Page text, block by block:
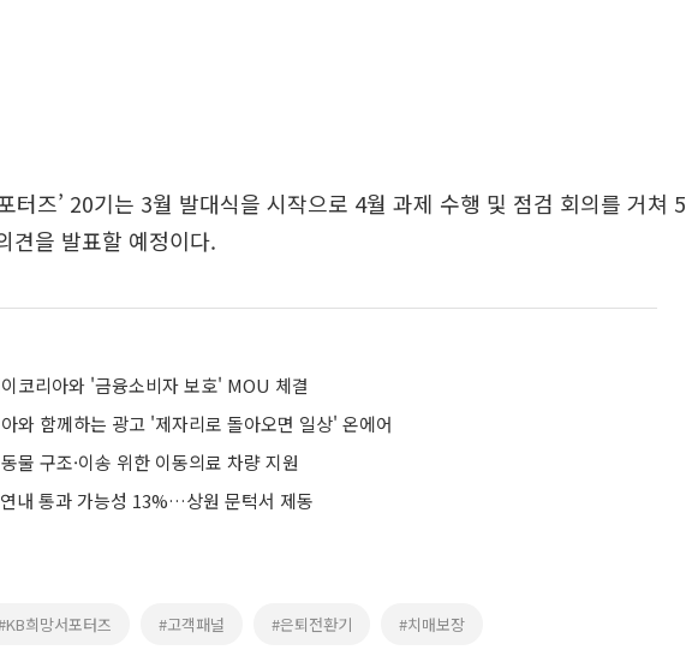
터즈’ 20기는 3월 발대식을 시작으로 4월 과제 수행 및 점검 회의를 거쳐 5
견을 발표할 예정이다.
코리아와 '금융소비자 보호' MOU 체결
와 함께하는 광고 '제자리로 돌아오면 일상' 온에어
물 구조·이송 위한 이동의료 차량 지원
내 통과 가능성 13%…상원 문턱서 제동
희망서포터즈 #고객패널 #은퇴전환기 #치매보장